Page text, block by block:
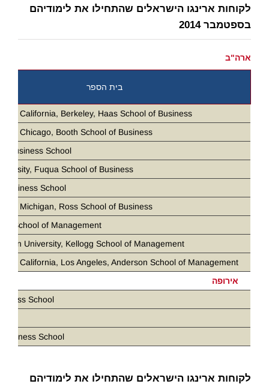
לקוחות ארינגו הישראלים שהתחילו את לימודיהם
בספטמבר 2014
ארה"ב
בית הספר
of California, Berkeley, Haas School of Business
of Chicago, Booth School of Business
Business School
Fuqua School of Business
Business School
of Michigan, Ross School of Business
School of Management
University, Kellogg School of Management
of California, Los Angeles, Anderson School of Management
אירופה
School
School
לקוחות ארינגו הישראלים שהתחילו את לימודיהם